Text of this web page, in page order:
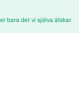
bara det vi själva älskar.